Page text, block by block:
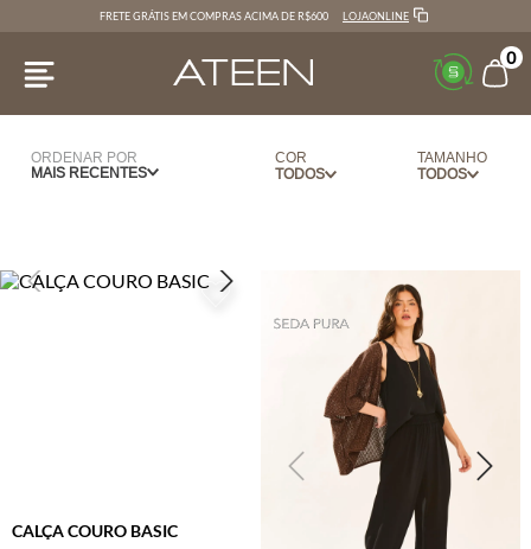
FRETE GRÁTIS EM COMPRAS ACIMA DE R$600 LOJAONLINE
0
ORDENAR POR
MAIS RECENTES
COR
CARAMELO
CINZA
MARINHO
NUDE
OFF WHITE
TAMANHO
P
CALÇA COURO BASIC